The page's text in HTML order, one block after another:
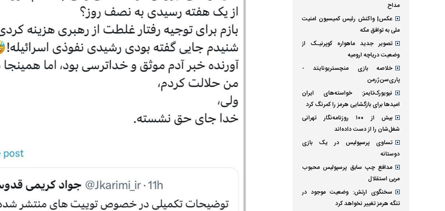
مداح
عکس| واکنش رئیس کمیسیون امنیت
ملی به توافق مکه
تصویر جدید ماهواره کوپرنیـک از
وضعیت دریاچه ارومیه
خلاصه بازی منچستریونایتد -
پاری‌سن‌ژرمن
نیویورک‌تایمز: خواسته‌های ایران
امیدها برای بازگشایی هرمز را کمرنگ کرد
بیش از ۱۰۰ روزنامه‌نگار تهرانی
شغل‌شان را از دست داده‌اند
تساوی پرسپولیس در یک بازی
دوستانه
مدافع چپ سابق پرسپولیس محبوب
مربی استقلال
سخنگوی ارتش: وضعیت موجود در
تنگه هرمز تغییر نخواهد کرد